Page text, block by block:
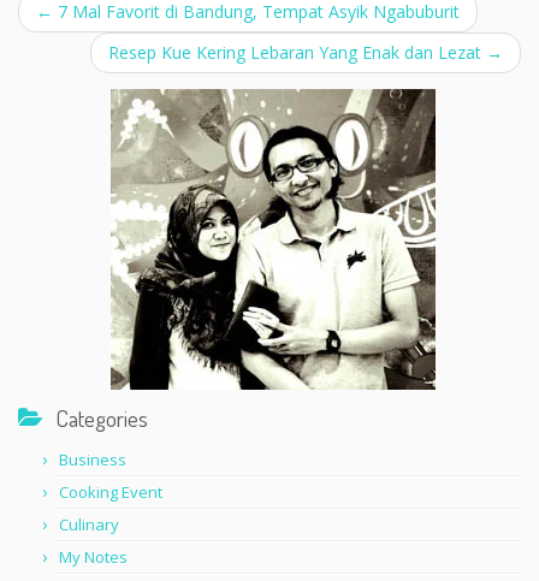
← 7 Mal Favorit di Bandung, Tempat Asyik Ngabuburit
Resep Kue Kering Lebaran Yang Enak dan Lezat →
Categories
Business
Cooking Event
Culinary
My Notes